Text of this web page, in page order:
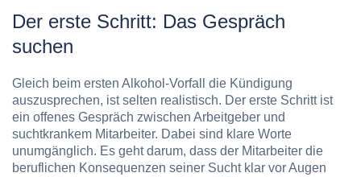
Der erste Schritt: Das Gespräch
suchen
Gleich beim ersten Alkohol-Vorfall die Kündigung
auszusprechen, ist selten realistisch. Der erste Schritt ist
ein offenes Gespräch zwischen Arbeitgeber und
suchtkrankem Mitarbeiter. Dabei sind klare Worte
unumgänglich. Es geht darum, dass der Mitarbeiter die
beruflichen Konsequenzen seiner Sucht klar vor Augen